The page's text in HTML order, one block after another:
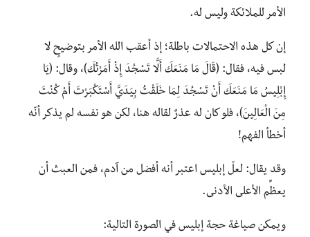
الأمر للملائكة وليس له.
إن كل هذه الاحتمالات باطلة؛ إذ أعقب الله الأمر بتوضيحٍ لا
لبس فيه، فقال: (قَالَ مَا مَنَعَكَ أَلَّا تَسْجُدَ إِذْ أَمَرْتُكَ)، وقال: (يَا
إِبْلِيسُ مَا مَنَعَكَ أَنْ تَسْجُدَ لِمَا خَلَقْتُ بِيَدَيَّ أَسْتَكْبَرْتَ أَمْ كُنْتَ
مِنَ الْعَالِينَ)، فلو كان له عذرٌ لقاله هنا، لكن هو نفسه لم يذكر أنّه
أخطأ الفهم!
وقد يقال: لعلّ إبليس اعتبر أنه أفضل من آدم، فمن العبث أن
يعظِّم الأعلى الأدنى.
ويمكن صياغة حجة إبليس في الصورة التالية: